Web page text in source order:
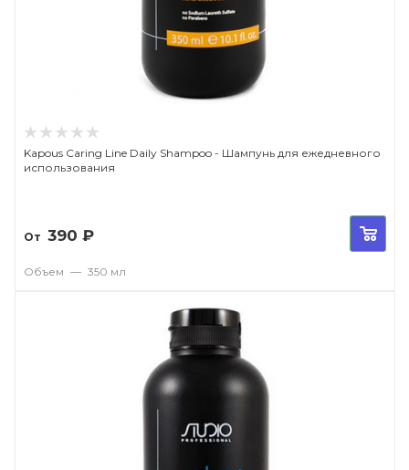
Kapous Caring Line Daily Shampoo - Шампунь для ежедневного
использования
От 390 ₽
Объем — 350 мл